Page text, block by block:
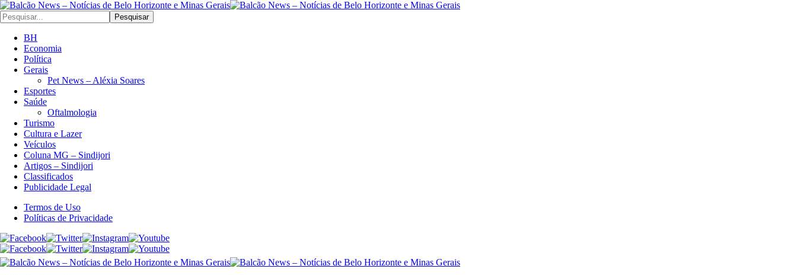
Pesquisar
BH
Economia
Política
Gerais
Pet News – Aléxia Soares
Esportes
Saúde
Oftalmologia
Turismo
Cultura e Lazer
Veículos
Coluna MG – Sindijori
Artigos – Sindijori
Classificados
Publicidade Legal
Termos de Uso
Políticas de Privacidade